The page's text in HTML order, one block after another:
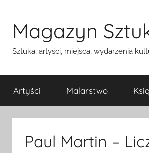
treściMagazyn
Sztuka, artyści, miejsca, wydarzenia
Artyści Malarstwo
Paul Martin –